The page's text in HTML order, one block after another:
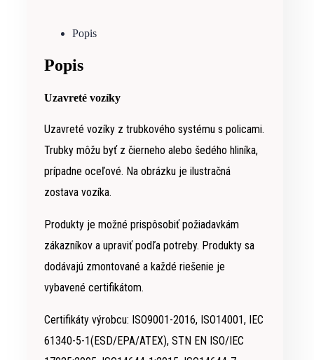
Popis
Popis
Uzavreté vozíky
Uzavreté vozíky z trubkového systému s policami.
Trubky môžu byť z čierneho alebo šedého hliníka,
prípadne oceľové. Na obrázku je ilustračná
zostava vozíka.
Produkty je možné prispôsobiť požiadavkám
zákazníkov a upraviť podľa potreby. Produkty sa
dodávajú zmontované a každé riešenie je
vybavené certifikátom.
Certifikáty výrobcu: ISO9001-2016, ISO14001, IEC
61340-5-1(ESD/EPA/ATEX), STN EN ISO/IEC